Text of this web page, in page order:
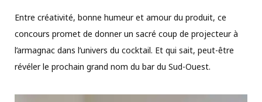
Entre créativité, bonne humeur et amour du produit, ce
concours promet de donner un sacré coup de projecteur à
l’armagnac dans l’univers du cocktail. Et qui sait, peut-être
révéler le prochain grand nom du bar du Sud-Ouest.